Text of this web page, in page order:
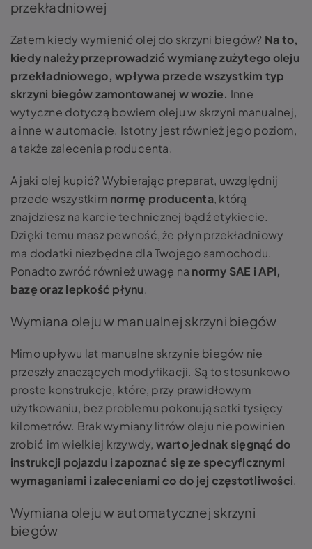
przekładniowej
Zatem kiedy wymienić olej do skrzyni biegów? Na to,
kiedy należy przeprowadzić wymianę zużytego oleju
przekładniowego, wpływa przede wszystkim typ
skrzyni biegów zamontowanej w wozie. Inne
wytyczne dotyczą bowiem oleju w skrzyni manualnej,
a inne w automacie. Istotny jest również jego poziom,
a także zalecenia producenta.
A jaki olej kupić? Wybierając preparat, uwzględnij
przede wszystkim normę producenta, którą
znajdziesz na karcie technicznej bądź etykiecie.
Dzięki temu masz pewność, że płyn przekładniowy
ma dodatki niezbędne dla Twojego samochodu.
Ponadto zwróć również uwagę na normy SAE i API,
bazę oraz lepkość płynu.
Wymiana oleju w manualnej skrzyni biegów
Mimo upływu lat manualne skrzynie biegów nie
przeszły znaczących modyfikacji. Są to stosunkowo
proste konstrukcje, które, przy prawidłowym
użytkowaniu, bez problemu pokonują setki tysięcy
kilometrów. Brak wymiany litrów oleju nie powinien
zrobić im wielkiej krzywdy, warto jednak sięgnąć do
instrukcji pojazdu i zapoznać się ze specyficznymi
wymaganiami i zaleceniami co do jej częstotliwości.
Wymiana oleju w automatycznej skrzyni
biegów